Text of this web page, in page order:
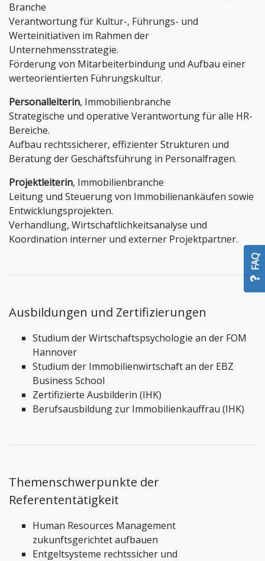
Branche
Verantwortung für Kultur-, Führungs- und
Werteinitiativen im Rahmen der
Unternehmensstrategie.
Förderung von Mitarbeiterbindung und Aufbau einer
werteorientierten Führungskultur.
Personalleiterin, Immobilienbranche
Strategische und operative Verantwortung für alle HR-
Bereiche.
Aufbau rechtssicherer, effizienter Strukturen und
Beratung der Geschäftsführung in Personalfragen.
Projektleiterin, Immobilienbranche
Leitung und Steuerung von Immobilienankäufen sowie
Entwicklungsprojekten.
Verhandlung, Wirtschaftlichkeitsanalyse und
Koordination interner und externer Projektpartner.
Ausbildungen und Zertifizierungen
Studium der Wirtschaftspsychologie an der FOM
Hannover
Studium der Immobilienwirtschaft an der EBZ
Business School
Zertifizierte Ausbilderin (IHK)
Berufsausbildung zur Immobilienkauffrau (IHK)
Themenschwerpunkte der
Referententätigkeit
Human Resources Management
zukunftsgerichtet aufbauen
Entgeltsysteme rechtssicher und
FAQ